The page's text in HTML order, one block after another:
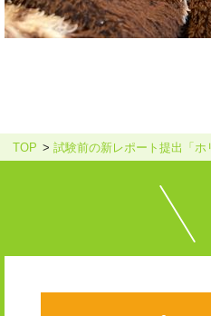
TOP 試験前の新レポート提出「ホ